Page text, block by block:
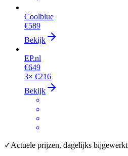
Coolblue
€589
Bekijk
EP.nl
€649
3× €216
Bekijk
✓Actuele prijzen, dagelijks bijgewerkt